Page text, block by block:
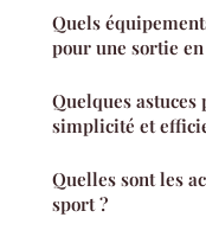
Quels
pour une sortie
Quelques
simplicité et
Quelles sont les
sport ?